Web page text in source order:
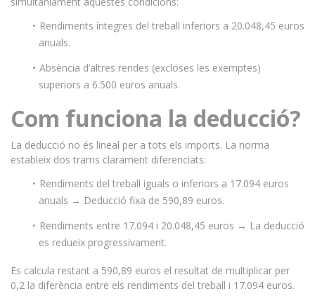
Rendiments íntegres del treball inferiors a 20.048,45 euros
anuals.
Absència d’altres rendes (excloses les exemptes)
superiors a 6.500 euros anuals.
Com funciona la deducció?
La deducció no és lineal per a tots els imports. La norma
estableix dos trams clarament diferenciats:
Rendiments del treball iguals o inferiors a 17.094 euros
anuals → Deducció fixa de 590,89 euros.
Rendiments entre 17.094 i 20.048,45 euros → La deducció
es redueix progressivament.
Es calcula restant a 590,89 euros el resultat de multiplicar per
0,2 la diferència entre els rendiments del treball i 17.094 euros.